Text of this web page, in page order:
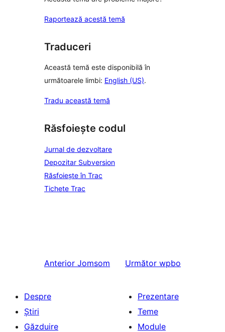
Raportează acestă temă
Traduceri
Această temă este disponibilă în
următoarele limbi: English (US).
Tradu această temă
Răsfoiește codul
Jurnal de dezvoltare
Depozitar Subversion
Răsfoiește în Trac
Tichete Trac
Anterior Jomsom Următor wpbo
Despre
Știri
Găzduire
Prezentare
Teme
Module